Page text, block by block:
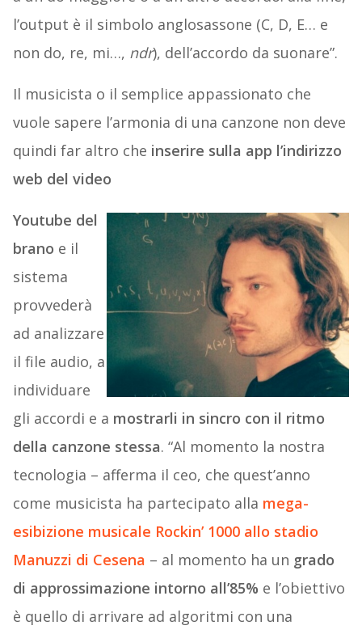
l’output è il simbolo anglosassone (C, D, E… e
non do, re, mi…, ndr), dell’accordo da suonare”.
Il musicista o il semplice appassionato che
vuole sapere l’armonia di una canzone non deve
quindi far altro che inserire sulla app l’indirizzo
web del video
Youtube del
brano e il
sistema
provvederà
ad analizzare
il file audio, a
individuare
gli accordi e a mostrarli in sincro con il ritmo
della canzone stessa. “Al momento la nostra
tecnologia – afferma il ceo, che quest’anno
come musicista ha partecipato alla mega-
esibizione musicale Rockin’ 1000 allo stadio
Manuzzi di Cesena – al momento ha un grado
di approssimazione intorno all’85% e l’obiettivo
è quello di arrivare ad algoritmi con una